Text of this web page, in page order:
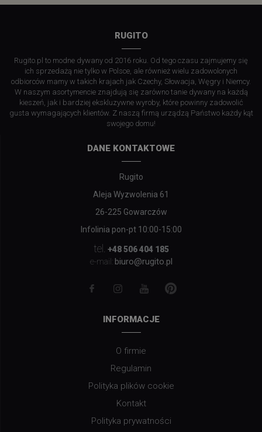
RUGITO
Rugito.pl to modne dywany od 2016 roku. Od tego czasu zajmujemy się
ich sprzedażą nie tylko w Polsce, ale również wielu zadowolonych
odbiorców mamy w takich krajach jak Czechy, Słowacja, Węgry i Niemcy.
W naszym asortymencie znajdują się zarówno tanie dywany na każdą
kieszeń, jak i bardziej ekskluzywne wyroby, które powinny zadowolić
gusta wymagających klientów. Z naszą firmą urządzą Państwo każdy kąt
swojego domu!
DANE KONTAKTOWE
Rugito
Aleja Wyzwolenia 61
26-225 Gowarczów
Infolinia pon-pt 10:00-15:00
tel.
+48 506 404 185
e-mail: biuro@rugito.pl
INFORMACJE
O firmie
Regulamin
Polityka plików cookie
Kontakt
Polityka prywatności